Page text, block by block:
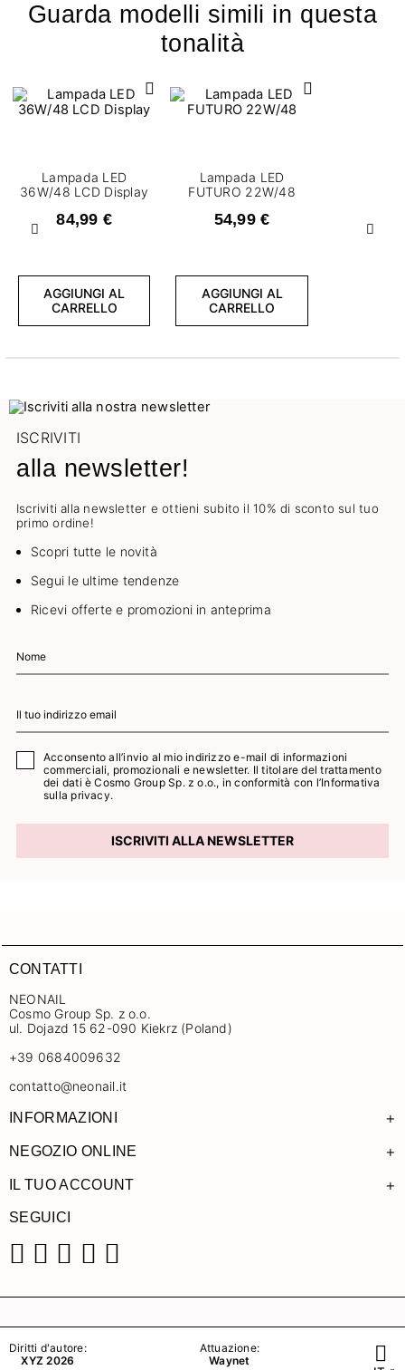
Guarda modelli simili in questa
tonalità
Precedente
Lampada LED
36W/48 LCD Display
84,99 €
AGGIUNGI AL
CARRELLO
Lampada LED
FUTURO 22W/48
54,99 €
AGGIUNGI AL
CARRELLO
ISCRIVITI
alla newsletter!
Iscriviti alla newsletter e ottieni subito il 10% di sconto sul tuo
primo ordine!
Scopri tutte le novità
Segui le ultime tendenze
Ricevi offerte e promozioni in anteprima
Acconsento all’invio al mio indirizzo e-mail di informazioni
commerciali, promozionali e newsletter. Il titolare del trattamento
dei dati è Cosmo Group Sp. z o.o., in conformità con l’Informativa
sulla privacy.
ISCRIVITI ALLA NEWSLETTER
CONTATTI
NEONAIL
Cosmo Group Sp. z o.o.
ul. Dojazd 15 62-090 Kiekrz (Poland)
+39 0684009632
contatto@neonail.it
INFORMAZIONI +
NEGOZIO ONLINE +
IL TUO ACCOUNT +
SEGUICI
Diritti d'autore:
XYZ 2026
Attuazione:
Waynet